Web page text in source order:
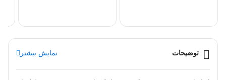
توضیحات نمایش بیشتر